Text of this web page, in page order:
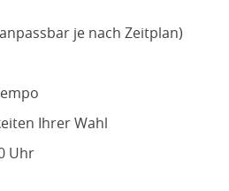
je nach Zeitplan)
Ihrer Wahl
Uhr